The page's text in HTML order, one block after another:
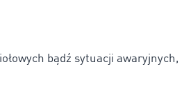
bądź sytuacji awaryjnych,